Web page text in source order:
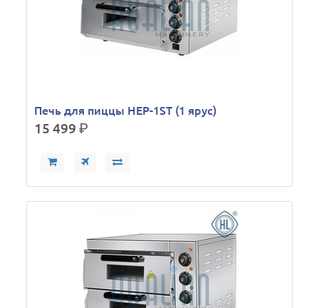
Печь для пиццы HEP-1ST (1 ярус)
15 499р.